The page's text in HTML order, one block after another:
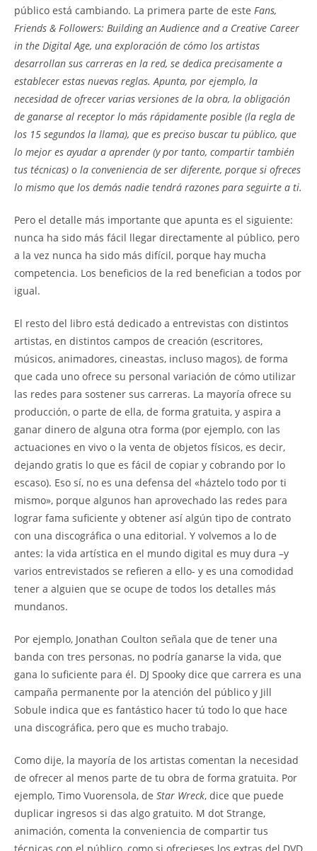
público está cambiando. La primera parte de este Fans,
Friends & Followers: Building an Audience and a Creative Career
in the Digital Age, una exploración de cómo los artistas
desarrollan sus carreras en la red, se dedica precisamente a
establecer estas nuevas reglas. Apunta, por ejemplo, la
necesidad de ofrecer varias versiones de la obra, la obligación
de ganarse al receptor lo más rápidamente posible (la regla de
los 15 segundos la llama), que es preciso buscar tu público, que
lo mejor es ayudar a aprender (y por tanto, compartir también
tus técnicas) o la conveniencia de ser diferente, porque si ofreces
lo mismo que los demás nadie tendrá razones para seguirte a ti.
Pero el detalle más importante que apunta es el siguiente:
nunca ha sido más fácil llegar directamente al público, pero
a la vez nunca ha sido más difícil, porque hay mucha
competencia. Los beneficios de la red benefician a todos por
igual.
El resto del libro está dedicado a entrevistas con distintos
artistas, en distintos campos de creación (escritores,
músicos, animadores, cineastas, incluso magos), de forma
que cada uno ofrece su personal variación de cómo utilizar
las redes para sostener sus carreras. La mayoría ofrece su
producción, o parte de ella, de forma gratuita, y aspira a
ganar dinero de alguna otra forma (por ejemplo, con las
actuaciones en vivo o la venta de objetos físicos, es decir,
dejando gratis lo que es fácil de copiar y cobrando por lo
escaso). Eso sí, no es una defensa del «háztelo todo por ti
mismo», porque algunos han aprovechado las redes para
lograr fama suficiente y obtener así algún tipo de contrato
con una discográfica o una editorial. Y volvemos a lo de
antes: la vida artística en el mundo digital es muy dura –y
varios entrevistados se refieren a ello- y es una comodidad
tener a alguien que se ocupe de todos los detalles más
mundanos.
Por ejemplo, Jonathan Coulton señala que de tener una
banda con tres personas, no podría ganarse la vida, que
gana lo suficiente para él. DJ Spooky dice que carrera es una
campaña permanente por la atención del público y Jill
Sobule indica que es fantástico hacer tú todo lo que hace
una discográfica, pero que es mucho trabajo.
Como dije, la mayoría de los artistas comentan la necesidad
de ofrecer al menos parte de tu obra de forma gratuita. Por
ejemplo, Timo Vuorensola, de Star Wreck, dice que puede
duplicar ingresos si das algo gratuito. M dot Strange,
animación, comenta la conveniencia de compartir tus